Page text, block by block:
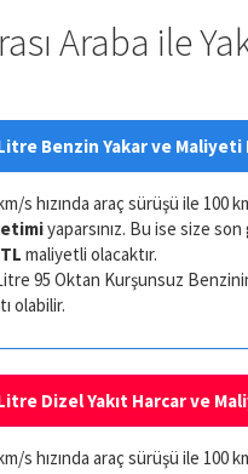
Araba ile
Benzin Yakar ve Maliyeti
s hızında araç sürüşü ile 100
yaparsınız. Bu ise size
maliyetli olacaktır.
95 Oktan Kurşunsuz Benzinin
olabilir.
Dizel Yakıt Harcar ve
s hızında araç sürüşü ile 100